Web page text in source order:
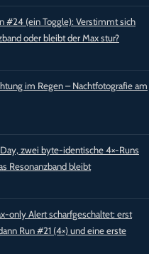
#24 (ein Toggle): Verstimmt sich
oder bleibt der Max stur?
im Regen – Nachtfotografie am
zwei byte-identische 4×-Runs
Resonanzband bleibt
only Alert scharfgeschaltet: erst
Run #21 (4×) und eine erste